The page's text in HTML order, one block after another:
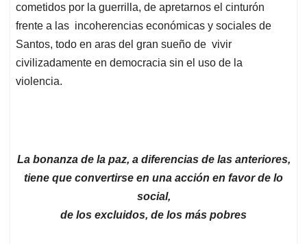
cometidos por la guerrilla, de apretarnos el cinturón
frente a las incoherencias económicas y sociales de
Santos, todo en aras del gran sueño de vivir
civilizadamente en democracia sin el uso de la
violencia.
La bonanza de la paz, a diferencias de las anteriores,
tiene que convertirse en una acción en favor de lo
social,
de los excluidos, de los más pobres